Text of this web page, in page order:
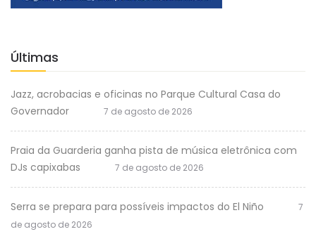
Últimas
Jazz, acrobacias e oficinas no Parque Cultural Casa do
Governador
7 de agosto de 2026
Praia da Guarderia ganha pista de música eletrônica com
DJs capixabas
7 de agosto de 2026
Serra se prepara para possíveis impactos do El Niño
7
de agosto de 2026